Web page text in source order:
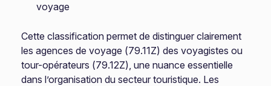
voyage
Cette classification permet de distinguer clairement
les agences de voyage (79.11Z) des voyagistes ou
tour-opérateurs (79.12Z), une nuance essentielle
dans l’organisation du secteur touristique. Les